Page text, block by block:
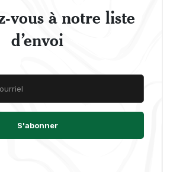
vous à notre liste
d’envoi